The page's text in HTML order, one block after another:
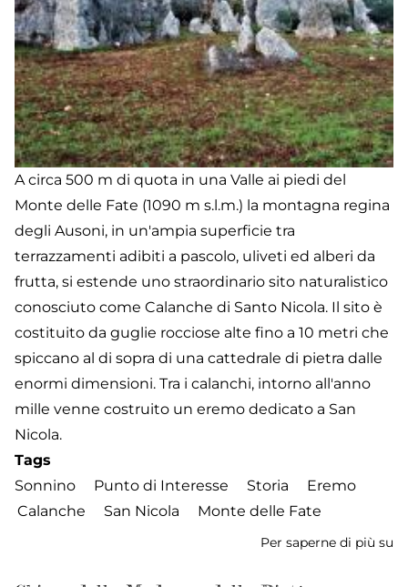
A circa 500 m di quota in una Valle ai piedi del
Monte delle Fate (1090 m s.l.m.) la montagna regina
degli Ausoni, in un'ampia superficie tra
terrazzamenti adibiti a pascolo, uliveti ed alberi da
frutta, si estende uno straordinario sito naturalistico
conosciuto come Calanche di Santo Nicola. Il sito è
costituito da guglie rocciose alte fino a 10 metri che
spiccano al di sopra di una cattedrale di pietra dalle
enormi dimensioni. Tra i calanchi, intorno all'anno
mille venne costruito un eremo dedicato a San
Nicola.
Tags
Sonnino
Punto di Interesse Storia
Eremo
Calanche
San Nicola Monte delle Fate
Per saperne di più su